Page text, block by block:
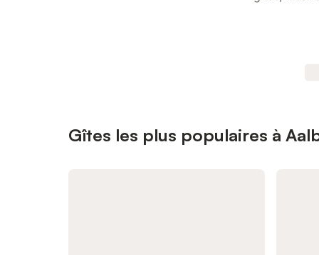
Gîtes les plus populaires à